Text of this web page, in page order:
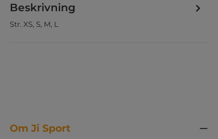
Beskrivning
Str. XS, S, M, L
Om Ji Sport